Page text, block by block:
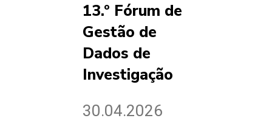
13.º Fórum de
Gestão de
Dados de
Investigação
30.04.2026